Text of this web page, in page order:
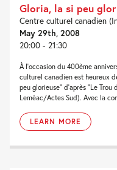
Gloria, la si peu
Centre culturel canadien
May 29th, 2008
20:00 - 21:30
À l’occasion du 400ème
culturel canadien est heureux
peu glorieuse” d’après “Le
Leméac/Actes Sud). Avec la
LEARN MORE